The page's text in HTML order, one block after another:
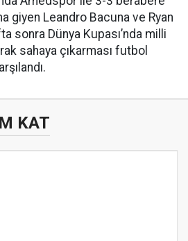
giyen Leandro Bacuna ve Ryan
sonra Dünya Kupası’nda milli
sahaya çıkarması futbol
KAT